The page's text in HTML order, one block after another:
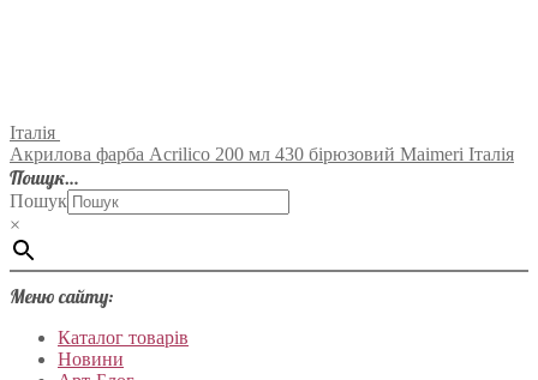
Італія
Акрилова фарба Acrilico 200 мл 430 бірюзовий Maimeri Італія
Пошук…
Пошук
×
Меню сайту:
Каталог товарів
Новини